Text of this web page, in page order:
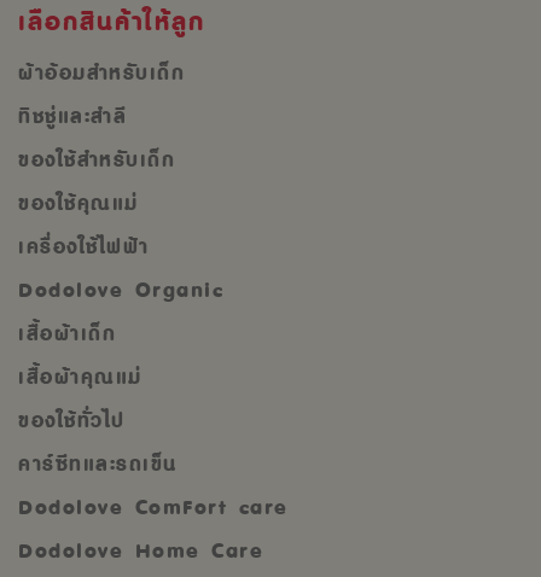
เลือกสินค้าให้ลูก
ผ้าอ้อมสำหรับเด็ก
ทิชชู่และสำลี
ของใช้สำหรับเด็ก
ของใช้คุณแม่
เครื่องใช้ไฟฟ้า
Dodolove Organic
เสื้อผ้าเด็ก
เสื้อผ้าคุณแม่
ของใช้ทั่วไป
คาร์ซีทและรถเข็น
Dodolove ComFort care
Dodolove Home Care